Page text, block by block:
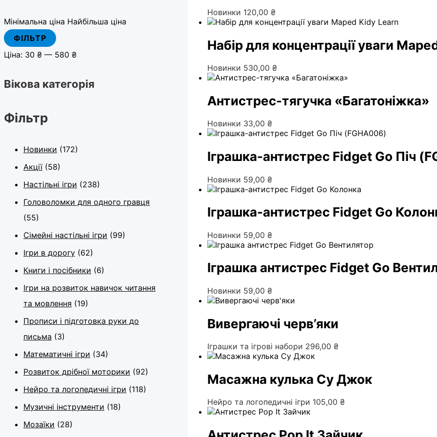
Мінімальна ціна Найбільша ціна
ФІЛЬТР
Ціна: 30 ₴ — 580 ₴
Вікова категорія
Фільтр
Новинки (172)
Акції (58)
Настільні ігри (238)
Головоломки для одного гравця
(55)
Сімейні настільні ігри (99)
Ігри в дорогу (62)
Книги і посібники (6)
Ігри на розвиток навичок читання
та мовлення (19)
Прописи і підготовка руки до
письма (3)
Математичні ігри (34)
Розвиток дрібної моторики (92)
Нейро та логопедичні ігри (118)
Музичні інструменти (18)
Мозаїки (28)
Новинки 120,00 ₴
Набір для концентрації уваги
Новинки 530,00 ₴
Антистрес-тягучка «Багатоніжка»
Новинки 33,00 ₴
Іграшка-антистрес Fidget Go Піч
Новинки 59,00 ₴
Іграшка-антистрес Fidget Go
Новинки 59,00 ₴
Іграшка антистрес Fidget Go
Новинки 59,00 ₴
Вивергаючі черв’яки
Іграшки та ігрові набори 296,00 ₴
Масажна кулька Су Джок
Нейро та логопедичні ігри 105,00 ₴